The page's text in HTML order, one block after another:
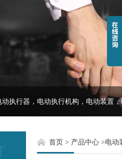
动执行器，电动执行机构，电动装置
首页 > 产品中心>电动